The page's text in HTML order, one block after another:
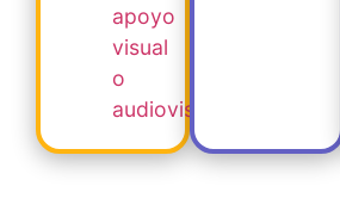
apoyo
visual
o
audiovisual